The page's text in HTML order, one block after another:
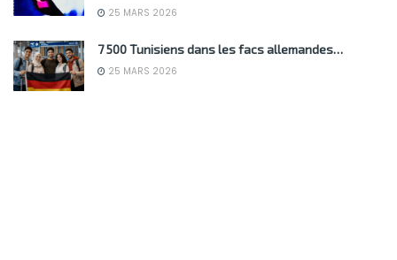
25 MARS 2026
7 500 Tunisiens dans les facs allemandes…
25 MARS 2026